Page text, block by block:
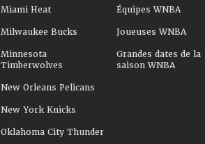
Miami Heat
Milwaukee Bucks
Minnesota
Timberwolves
New Orleans Pelicans
New York Knicks
Oklahoma City Thunder
Équipes WNBA
Joueuses WNBA
Grandes dates de la
saison WNBA